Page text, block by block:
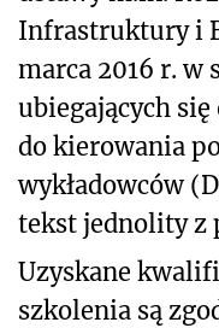
Infrastruktury i
marca 2016 r. w
ubiegających
do kierowania
wykładowców
tekst jednolity z
Uzyskane
szkolenia są